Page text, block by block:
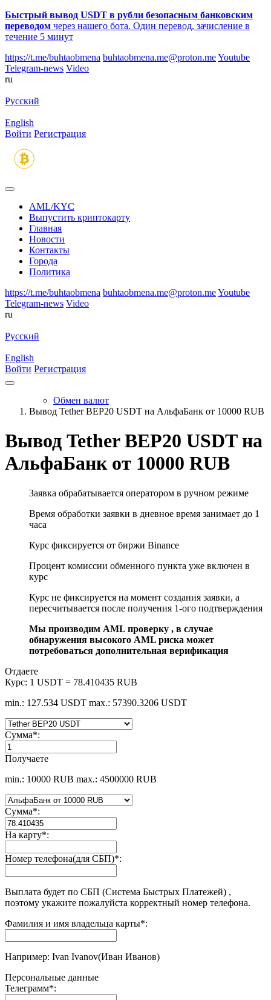
Быстрый вывод USDT в рубли безопасным банковским
переводом через нашего бота. Один перевод, зачисление в
течение 5 минут
https://t.me/buhtaobmena buhtaobmena.me@proton.meYoutube
Telegram-news Video
ru
Русский
English
Войти Регистрация
AML/KYC
Выпустить криптокарту
Главная
Новости
Контакты
Города
Политика
https://t.me/buhtaobmena buhtaobmena.me@proton.meYoutube
Telegram-news Video
ru
Русский
English
Войти Регистрация
Обмен валют
Вывод Tether BEP20 USDT на АльфаБанк от 10000 RUB
Вывод Tether BEP20 USDT на
АльфаБанк от 10000 RUB
Заявка обрабатывается оператором в ручном режиме
Время обработки заявки в дневное время занимает до 1
часа
Курс фиксируется от биржи Binance
Процент комиссии обменного пункта уже включен в
курс
Курс не фиксируется на момент создания заявки, а
пересчитывается после получения 1-ого подтверждения
Мы производим AML проверку , в случае
обнаружения высокого AML риска может
потребоваться дополнительная верификация
Отдаете
Курс: 1 USDT = 78.410435 RUB
min.: 127.534 USDT max.: 57390.3206 USDT
Сумма*:
Получаете
min.: 10000 RUB max.: 4500000 RUB
Сумма*:
На карту*:
Номер телефона(для СБП)*:
Выплата будет по СБП (Система Быстрых Платежей) ,
поэтому укажите пожалуйста корректный номер телефона.
Фамилия и имя владельца карты*:
Например: Ivan Ivanov(Иван Иванов)
Персональные данные
Телеграмм*: